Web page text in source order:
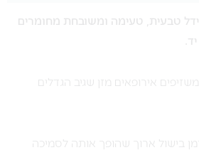
טבעית, טעימה ומשובחת מחומרים
אירופאים מזן שגיב הגדלים
מ-60% פרי, זמן בישול ארוך שהופך אותה לסמיכה